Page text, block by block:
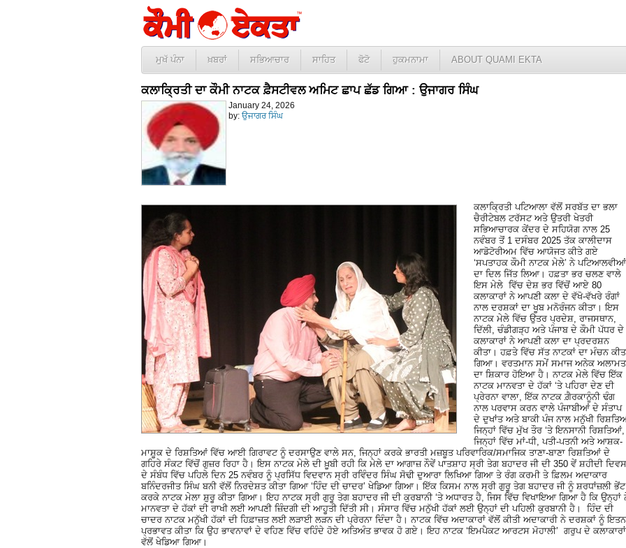
ਮੁਖੱ ਪੰਨਾ ਖ਼ਬਰਾਂ ਸਭਿਆਚਾਰ ਸਾਹਿਤ ਫੋਟੋ ਹੁਕਮਨਾਮਾ ABOUT QUAMI EKTA
ਕਲਾਕ੍ਰਿਤੀ ਦਾ ਕੌਮੀ ਨਾਟਕ ਫ਼ੈਸਟੀਵਲ ਅਮਿਟ ਛਾਪ ਛੱਡ ਗਿਆ : ਉਜਾਗਰ ਸਿੰਘ
January 24, 2026
by: ਉਜਾਗਰ ਸਿੰਘ
ਕਲਾਕ੍ਰਿਤੀ ਪਟਿਆਲਾ ਵੱਲੋਂ ਸਰਬੱਤ ਦਾ ਭਲਾ
ਚੈਰੀਟੇਬਲ ਟਰੱਸਟ ਅਤੇ ਉਤਰੀ ਖੇਤਰੀ
ਸਭਿਆਚਾਰਕ ਕੇਂਦਰ ਦੇ ਸਹਿਯੋਗ ਨਾਲ 25
ਨਵੰਬਰ ਤੋਂ 1 ਦਸੰਬਰ 2025 ਤੱਕ ਕਾਲੀਦਾਸ
ਆਡੋਟੋਰੀਅਮ ਵਿੱਚ ਆਯੋਜਤ ਕੀਤੇ ਗਏ
‘ਸਪਤਾਹਕ ਕੌਮੀ ਨਾਟਕ ਮੇਲੇ’ ਨੇ ਪਟਿਆਲਵੀਆਂ
ਦਾ ਦਿਲ ਜਿੱਤ ਲਿਆ। ਹਫ਼ਤਾ ਭਰ ਚਲਣ ਵਾਲੇ
ਇਸ ਮੇਲੇ ਵਿੱਚ ਦੇਸ਼ ਭਰ ਵਿੱਚੋਂ ਆਏ 80
ਕਲਾਕਾਰਾਂ ਨੇ ਆਪਣੀ ਕਲਾ ਦੇ ਵੱਖੋ-ਵੱਖਰੇ ਰੰਗਾਂ
ਨਾਲ ਦਰਸ਼ਕਾਂ ਦਾ ਖੂਬ ਮਨੋਰੰਜਨ ਕੀਤਾ। ਇਸ
ਨਾਟਕ ਮੇਲੇ ਵਿੱਚ ਉਤਰ ਪ੍ਰਦੇਸ਼, ਰਾਜਸਥਾਨ,
ਦਿੱਲੀ, ਚੰਡੀਗੜ੍ਹ ਅਤੇ ਪੰਜਾਬ ਦੇ ਕੌਮੀ ਪੱਧਰ ਦੇ
ਕਲਾਕਾਰਾਂ ਨੇ ਆਪਣੀ ਕਲਾ ਦਾ ਪ੍ਰਦਰਸ਼ਨ
ਕੀਤਾ। ਹਫ਼ਤੇ ਵਿੱਚ ਸੱਤ ਨਾਟਕਾਂ ਦਾ ਮੰਚਨ
ਗਿਆ। ਵਰਤਮਾਨ ਸਮੇਂ ਸਮਾਜ ਅਨੇਕ
ਦਾ ਸ਼ਿਕਾਰ ਹੋਇਆ ਹੈ। ਨਾਟਕ ਮੇਲੇ ਵਿੱਚ ਇੱਕ
ਨਾਟਕ ਮਾਨਵਤਾ ਦੇ ਹੱਕਾਂ ‘ਤੇ ਪਹਿਰਾ ਦੇਣ ਦੀ
ਪ੍ਰੇਰਨਾ ਵਾਲਾ, ਇੱਕ ਨਾਟਕ ਗ਼ੈਰਕਾਨੂੰਨੀ ਢੰਗ
ਨਾਲ ਪਰਵਾਸ ਕਰਨ ਵਾਲੇ ਪੰਜਾਬੀਆਂ ਦੇ ਸੰਤਾਪ
ਦੇ ਦੁਖਾਂਤ ਅਤੇ ਬਾਕੀ ਪੰਜ ਨਾਲ ਮਨੁੱਖੀ
ਜਿਨ੍ਹਾਂ ਵਿੱਚ ਮੁੱਖ ਤੌਰ ‘ਤੇ ਇਨਸਾਨੀ ਰਿਸ਼ਤਿਆਂ,
ਜਿਨ੍ਹਾਂ ਵਿੱਚ ਮਾਂ-ਧੀ, ਪਤੀ-ਪਤਨੀ ਅਤੇ ਆਸ਼ਕ-
ਮਾਸ਼ੂਕ ਦੇ ਰਿਸ਼ਤਿਆਂ ਵਿੱਚ ਆਈ ਗਿਰਾਵਟ ਨੂੰ ਦਰਸਾਉਣ ਵਾਲੇ ਸਨ, ਜਿਨ੍ਹਾਂ ਕਰਕੇ ਭਾਰਤੀ ਮਜ਼ਬੂਤ ਪਰਿਵਾਰਿਕ/ਸਮਾਜਿਕ ਤਾਣਾ-ਬਾਣਾ ਰਿਸ਼ਤਿਆਂ ਦੇ
ਗਹਿਰੇ ਸੰਕਟ ਵਿੱਚੋਂ ਗੁਜ਼ਰ ਰਿਹਾ ਹੈ। ਇਸ ਨਾਟਕ ਮੇਲੇ ਦੀ ਖ਼ੂਬੀ ਰਹੀ ਕਿ ਮੇਲੇ ਦਾ ਆਗਾਜ਼ ਨੌਵੇਂ ਪਾਤਸ਼ਾਹ ਸ੍ਰੀ ਤੇਗ ਬਹਾਦਰ ਜੀ ਦੀ 350 ਵੇਂ ਸ਼ਹੀਦੀ ਦਿਵਸ
ਦੇ ਸੰਬੰਧ ਵਿੱਚ ਪਹਿਲੇ ਦਿਨ 25 ਨਵੰਬਰ ਨੂੰ ਪ੍ਰਸਿੱਧ ਵਿਦਵਾਨ ਸ੍ਰੀ ਰਵਿੰਦਰ ਸਿੰਘ ਸੋਢੀ ਦੁਆਰਾ ਲਿਖਿਆ ਗਿਆ ਤੇ ਰੰਗ ਕਰਮੀ ਤੇ ਫ਼ਿਲਮ ਅਦਾਕਾਰ
ਬਨਿੰਦਰਜੀਤ ਸਿੰਘ ਬਨੀ ਵੱਲੋਂ ਨਿਰਦੇਸ਼ਤ ਕੀਤਾ ਗਿਆ ‘ਹਿੰਦ ਦੀ ਚਾਦਰ’ ਖੇਡਿਆ ਗਿਆ। ਇੱਕ ਕਿਸਮ ਨਾਲ ਸ੍ਰੀ ਗੁਰੂ ਤੇਗ ਬਹਾਦਰ ਜੀ ਨੂੰ ਸ਼ਰਧਾਂਜ਼ਲੀ ਭੇਂਟ
ਕਰਕੇ ਨਾਟਕ ਮੇਲਾ ਸ਼ੁਰੂ ਕੀਤਾ ਗਿਆ। ਇਹ ਨਾਟਕ ਸ੍ਰੀ ਗੁਰੂ ਤੇਗ ਬਹਾਦਰ ਜੀ ਦੀ ਕੁਰਬਾਨੀ ‘ਤੇ ਅਧਾਰਤ ਹੈ, ਜਿਸ ਵਿੱਚ ਵਿਖਾਇਆ ਗਿਆ ਹੈ ਕਿ ਉਨ੍ਹਾਂ
ਮਾਨਵਤਾ ਦੇ ਹੱਕਾਂ ਦੀ ਰਾਖੀ ਲਈ ਆਪਣੀ ਜ਼ਿੰਦਗੀ ਦੀ ਆਹੂਤੀ ਦਿੱਤੀ ਸੀ। ਸੰਸਾਰ ਵਿੱਚ ਮਨੁੱਖੀ ਹੱਕਾਂ ਲਈ ਉਨ੍ਹਾਂ ਦੀ ਪਹਿਲੀ ਕੁਰਬਾਨੀ ਹੈ। ਹਿੰਦ ਦੀ
ਚਾਦਰ ਨਾਟਕ ਮਨੁੱਖੀ ਹੱਕਾਂ ਦੀ ਹਿਫ਼ਾਜ਼ਤ ਲਈ ਲੜਾਈ ਲੜਨ ਦੀ ਪ੍ਰੇਰਨਾ ਦਿੰਦਾ ਹੈ। ਨਾਟਕ ਵਿੱਚ ਅਦਾਕਾਰਾਂ ਵੱਲੋਂ ਕੀਤੀ ਅਦਾਕਾਰੀ ਨੇ ਦਰਸ਼ਕਾਂ ਨੂੰ
ਪ੍ਰਭਾਵਤ ਕੀਤਾ ਕਿ ਉਹ ਭਾਵਨਾਵਾਂ ਦੇ ਵਹਿਣ ਵਿੱਚ ਵਹਿੰਦੇ ਹੋਏ ਅਤਿਅੰਤ ਭਾਵਕ ਹੋ ਗਏ। ਇਹ ਨਾਟਕ ‘ਇਮਪੈਕਟ ਆਰਟਸ ਮੋਹਾਲੀ’ ਗਰੁਪ ਦੇ ਕਲਾਕਾਰਾਂ
ਵੱਲੋਂ ਖੇਡਿਆ ਗਿਆ।